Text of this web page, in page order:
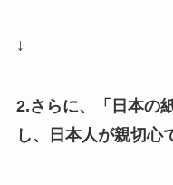
↓
2.さらに、「日本の
し、日本人が親切心